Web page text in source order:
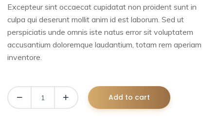
Excepteur sint occaecat cupidatat non proident sunt in
culpa qui deserunt mollit anim id est laborum. Sed ut
perspiciatis unde omnis iste natus error sit voluptatem
accusantium doloremque laudantium, totam rem aperiam
inventore.
Add to cart